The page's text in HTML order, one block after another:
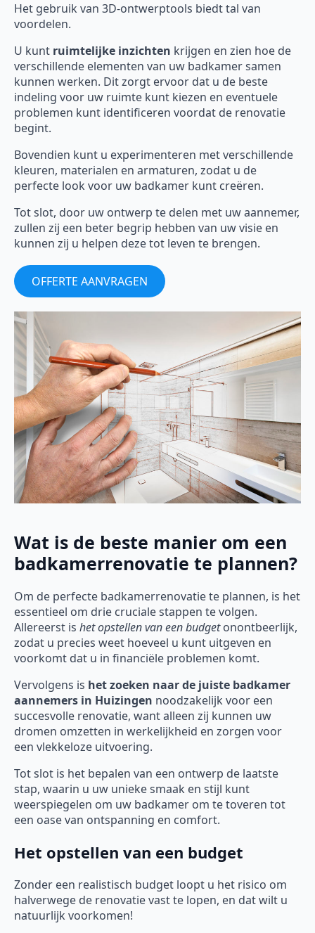
Het gebruik van 3D-ontwerptools biedt tal van
voordelen.
U kunt ruimtelijke inzichten krijgen en zien hoe de
verschillende elementen van uw badkamer samen
kunnen werken. Dit zorgt ervoor dat u de beste
indeling voor uw ruimte kunt kiezen en eventuele
problemen kunt identificeren voordat de renovatie
begint.
Bovendien kunt u experimenteren met verschillende
kleuren, materialen en armaturen, zodat u de
perfecte look voor uw badkamer kunt creëren.
Tot slot, door uw ontwerp te delen met uw aannemer,
zullen zij een beter begrip hebben van uw visie en
kunnen zij u helpen deze tot leven te brengen.
OFFERTE AANVRAGEN
Wat is de beste manier om een
badkamerrenovatie te plannen?
Om de perfecte badkamerrenovatie te plannen, is het
essentieel om drie cruciale stappen te volgen.
Allereerst is het opstellen van een budgetonontbeerlijk,
zodat u precies weet hoeveel u kunt uitgeven en
voorkomt dat u in financiële problemen komt.
Vervolgens is het zoeken naar de juiste badkamer
aannemers in Huizingen noodzakelijk voor een
succesvolle renovatie, want alleen zij kunnen uw
dromen omzetten in werkelijkheid en zorgen voor
een vlekkeloze uitvoering.
Tot slot is het bepalen van een ontwerp de laatste
stap, waarin u uw unieke smaak en stijl kunt
weerspiegelen om uw badkamer om te toveren tot
een oase van ontspanning en comfort.
Het opstellen van een budget
Zonder een realistisch budget loopt u het risico om
halverwege de renovatie vast te lopen, en dat wilt u
natuurlijk voorkomen!